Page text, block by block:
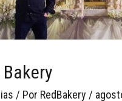
/ Por RedBakery /